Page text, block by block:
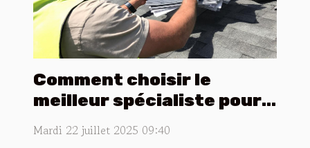
Comment choisir le
meilleur spécialiste pour
Mardi 22 juillet 2025 09:40